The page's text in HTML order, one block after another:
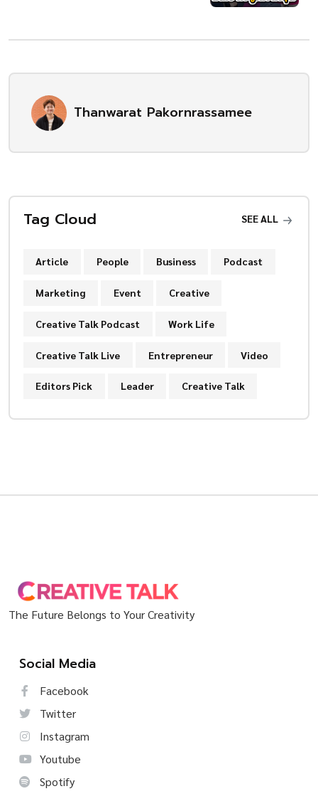
Thanwarat Pakornrassamee
Tag Cloud SEE ALL
Article People Business Podcast
Marketing Event Creative
Creative Talk Podcast Work Life
Creative Talk Live Entrepreneur Video
Editors Pick Leader Creative Talk
The Future Belongs to Your Creativity
Social Media
Facebook
Twitter
Instagram
Youtube
Spotify